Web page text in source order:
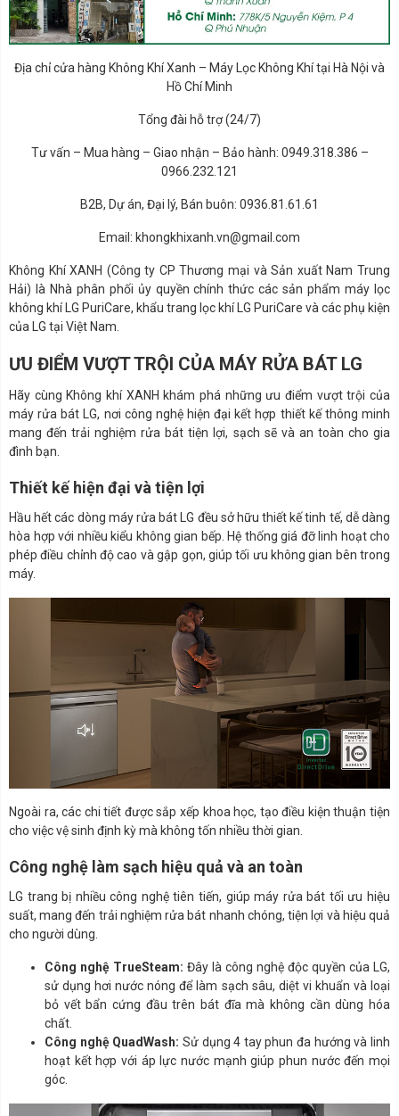
nước từ TrueSteam™
Kết nối với điện thoại
thông minh
Có thể tải về và cài đặt
thêm các chương trình rửa
Địa chỉ cửa hàng Không Khí Xanh – Máy Lọc Không Khí tại Hà Nội và
Hồ Chí Minh
Tổng đài hỗ trợ (24/7)
Tư vấn – Mua hàng – Giao nhận – Bảo hành: 0949.318.386 –
0966.232.121
B2B, Dự án, Đại lý, Bán buôn: 0936.81.61.61
Email: khongkhixanh.vn@gmail.com
Không Khí XANH (Công ty CP Thương mại và Sản xuất Nam Trung
Hải) là Nhà phân phối ủy quyền chính thức các sản phẩm máy lọc
không khí LG PuriCare, khẩu trang lọc khí LG PuriCare và các phụ kiện
của LG tại Việt Nam.
ƯU ĐIỂM VƯỢT TRỘI CỦA MÁY RỬA BÁT LG
Hãy cùng Không khí XANH khám phá những ưu điểm vượt trội của
máy rửa bát LG, nơi công nghệ hiện đại kết hợp thiết kế thông minh
mang đến trải nghiệm rửa bát tiện lợi, sạch sẽ và an toàn cho gia
đình bạn.
Thiết kế hiện đại và tiện lợi
Hầu hết các dòng máy rửa bát LG đều sở hữu thiết kế tinh tế, dễ dàng
hòa hợp với nhiều kiểu không gian bếp. Hệ thống giá đỡ linh hoạt cho
phép điều chỉnh độ cao và gập gọn, giúp tối ưu không gian bên trong
máy.
Ngoài ra, các chi tiết được sắp xếp khoa học, tạo điều kiện thuận tiện
cho việc vệ sinh định kỳ mà không tốn nhiều thời gian.
Công nghệ làm sạch hiệu quả và an toàn
LG trang bị nhiều công nghệ tiên tiến, giúp máy rửa bát tối ưu hiệu
suất, mang đến trải nghiệm rửa bát nhanh chóng, tiện lợi và hiệu quả
cho người dùng.
Công nghệ TrueSteam: Đây là công nghệ độc quyền của LG,
sử dụng hơi nước nóng để làm sạch sâu, diệt vi khuẩn và loại
bỏ vết bẩn cứng đầu trên bát đĩa mà không cần dùng hóa
chất.
Công nghệ QuadWash: Sử dụng 4 tay phun đa hướng và linh
hoạt kết hợp với áp lực nước mạnh giúp phun nước đến mọi
góc.